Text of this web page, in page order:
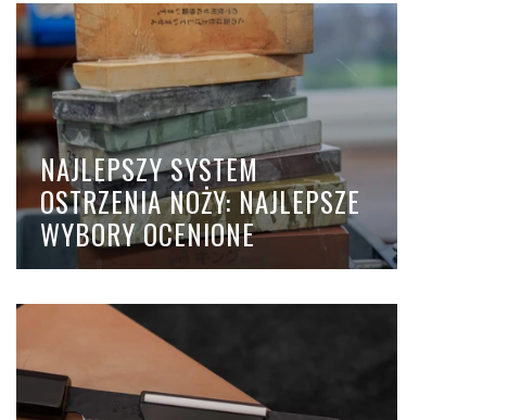
NAJLEPSZY SYSTEM
OSTRZENIA NOŻY: NAJLEPSZE
WYBORY OCENIONE